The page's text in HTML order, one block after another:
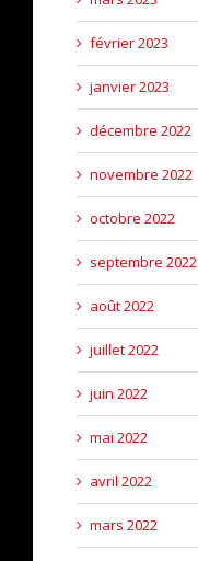
février 2023
janvier 2023
décembre 2022
novembre 2022
octobre 2022
septembre 2022
août 2022
juillet 2022
juin 2022
mai 2022
avril 2022
mars 2022